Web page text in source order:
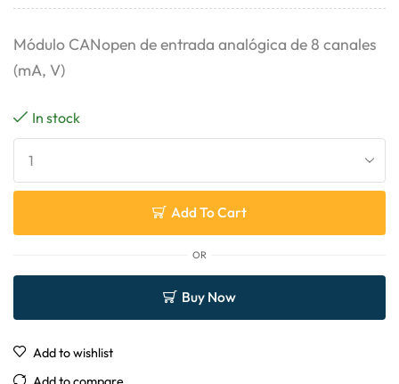
Módulo CANopen de entrada analógica de 8 canales
(mA, V)
In stock
Add To Cart
OR
Buy Now
Add to wishlist